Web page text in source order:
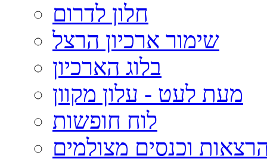
חלון לדרום
שימור ארכיון הרצל
בלוג הארכיון
מעת לעט - עלון מקוון
לוח חופשות
וכנסים מצולמים